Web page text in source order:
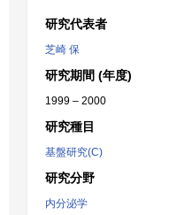
研究代表者
芝崎 保
研究期間 (年度)
1999 – 2000
研究種目
基盤研究(C)
研究分野
内分泌学